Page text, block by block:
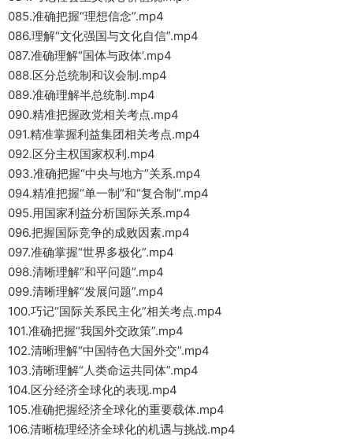
085.准确把握“理想信念”.mp4
086.理解“文化强国与文化自信”.mp4
087.准确理解“国体与政体’.mp4
088.区分总统制和议会制.mp4
089.准确理解半总统制.mp4
090.精准把握政党相关考点.mp4
091.精准掌握利益集团相关考点.mp4
092.区分主权国家权利.mp4
093.准确把握“中央与地方”关系.mp4
094.精准把握“单一制”和“复合制”.mp4
095.用国家利益分析国际关系.mp4
096.把握国际竞争的成败因素.mp4
097.准确掌握“世界多极化”.mp4
098.清晰理解“和平问题”.mp4
099.清晰理解“发展问题”.mp4
100.巧记“国际关系民主化”相关考点.mp4
101.准确把握“我国外交政策”.mp4
102.清晰理解“中国特色大国外交”.mp4
103.清晰理解“人类命运共同体”.mp4
104.区分经济全球化的表现.mp4
105.准确把握经济全球化的重要载体.mp4
106.清晰梳理经济全球化的机遇与挑战.mp4